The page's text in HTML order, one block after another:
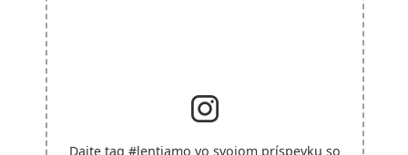
Dajte tag #lentiamo vo svojom príspevku so